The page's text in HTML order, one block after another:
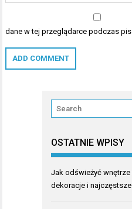
dane w tej przeglądarce podczas
OSTATNIE WPISY
Jak odświeżyć
dekoracje i